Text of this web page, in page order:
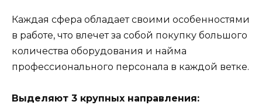
Каждая сфера обладает своими особенностями
в работе, что влечет за собой покупку большого
количества оборудования и найма
профессионального персонала в каждой ветке.
Выделяют 3 крупных направления: